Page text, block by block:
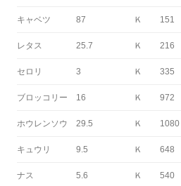
キャベツ 87 Ｋ 151
レタス 25.7 Ｋ 216
セロリ 3 Ｋ 335
ブロッコリー 16 Ｋ 972
ホウレンソウ 29.5 Ｋ 1080
キュウリ 9.5 Ｋ 648
ナス 5.6 Ｋ 540